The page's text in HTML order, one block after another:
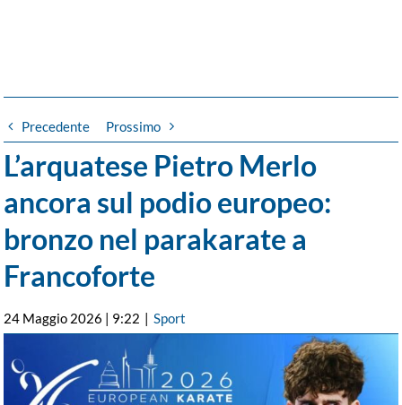
Precedente Prossimo
L’arquatese Pietro Merlo
ancora sul podio europeo:
bronzo nel parakarate a
Francoforte
24 Maggio 2026 | 9:22 | Sport
immagine